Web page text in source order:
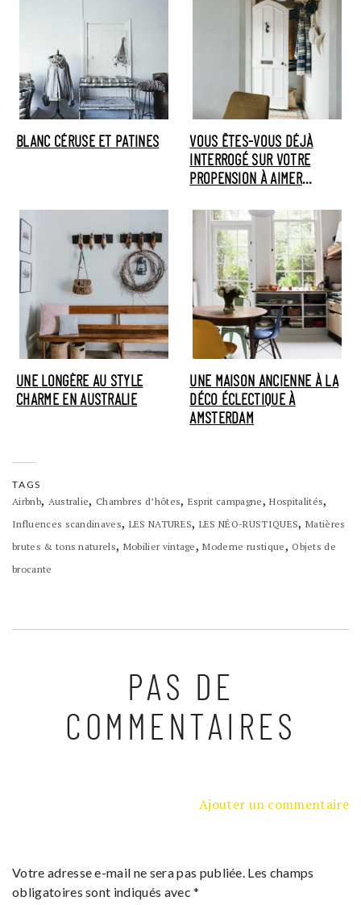
BLANC CÉRUSE ET PATINES
VOUS ÊTES-VOUS DÉJÀ
INTERROGÉ SUR VOTRE
PROPENSION À AIMER
UNE LONGÈRE AU STYLE
CHARME EN AUSTRALIE
UNE MAISON ANCIENNE À LA
DÉCO ÉCLECTIQUE À
AMSTERDAM
TAGS
Airbnb, Australie, Chambres d’hôtes, Esprit campagne,Hospitalités,
Influences scandinaves, LES NATURES, LES NÉO-RUSTIQUES, Matières
brutes & tons naturels, Mobilier vintage,Moderne rustique, Objets de
brocante
PAS DE
COMMENTAIRES
Ajouter un commentaire
Votre adresse e-mail ne sera pas publiée. Les champs
obligatoires sont indiqués avec*